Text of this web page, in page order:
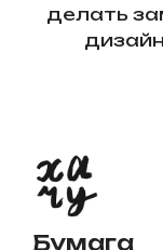
делать
Бумага